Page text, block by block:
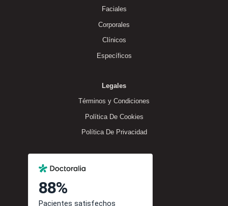
Faciales
Corporales
Clínicos
Específicos
Legales
Términos y Condiciones
Política De Cookies
Política De Privacidad